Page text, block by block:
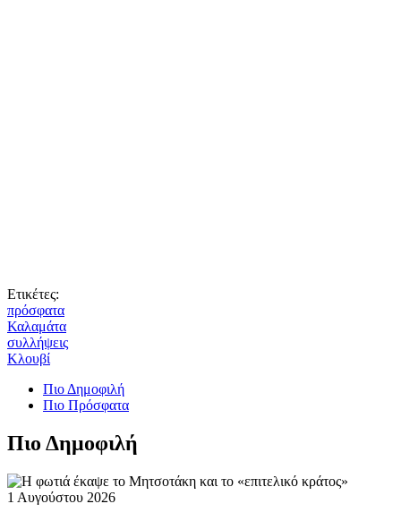
Ετικέτες:
πρόσφατα
Καλαμάτα
συλλήψεις
Κλουβί
Πιο Δημοφιλή
Πιο Πρόσφατα
Πιο Δημοφιλή
1 Αυγούστου 2026